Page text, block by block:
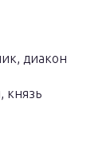
диакон
князь